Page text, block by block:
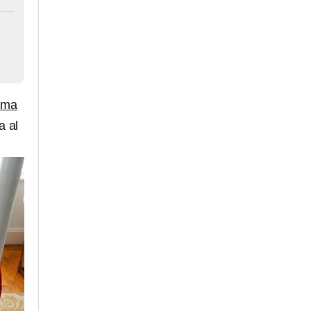
al